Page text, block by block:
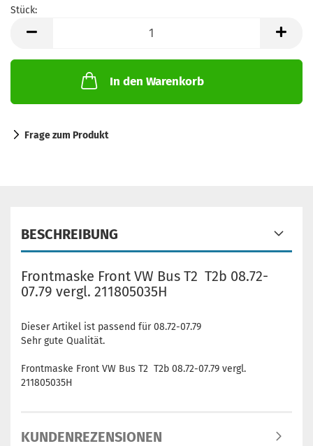
Stück:
In den Warenkorb
Frage zum Produkt
BESCHREIBUNG
Frontmaske Front VW Bus T2 T2b 08.72-
07.79 vergl. 211805035H
Dieser Artikel ist passend für 08.72-07.79
Sehr gute Qualität.
Frontmaske Front VW Bus T2 T2b 08.72-07.79 vergl.
211805035H
KUNDENREZENSIONEN